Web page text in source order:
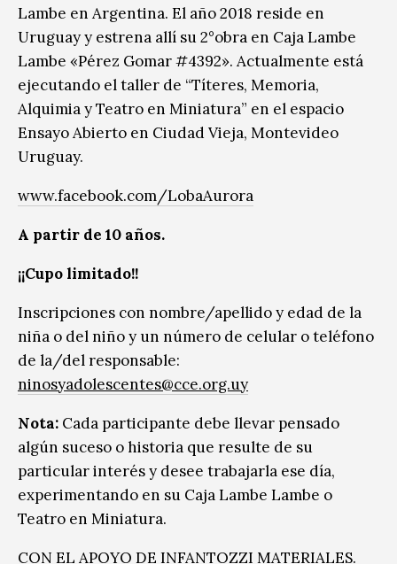
Lambe en Argentina. El año 2018 reside en
Uruguay y estrena allí su 2°obra en Caja Lambe
Lambe «Pérez Gomar #4392». Actualmente está
ejecutando el taller de “Títeres, Memoria,
Alquimia y Teatro en Miniatura” en el espacio
Ensayo Abierto en Ciudad Vieja, Montevideo
Uruguay.
www.facebook.com/LobaAurora
A partir de 10 años.
¡¡Cupo limitado!!
Inscripciones con nombre/apellido y edad de la
niña o del niño y un número de celular o teléfono
de la/del responsable:
ninosyadolescentes@cce.org.uy
Nota: Cada participante debe llevar pensado
algún suceso o historia que resulte de su
particular interés y desee trabajarla ese día,
experimentando en su Caja Lambe Lambe o
Teatro en Miniatura.
CON EL APOYO DE INFANTOZZI MATERIALES.